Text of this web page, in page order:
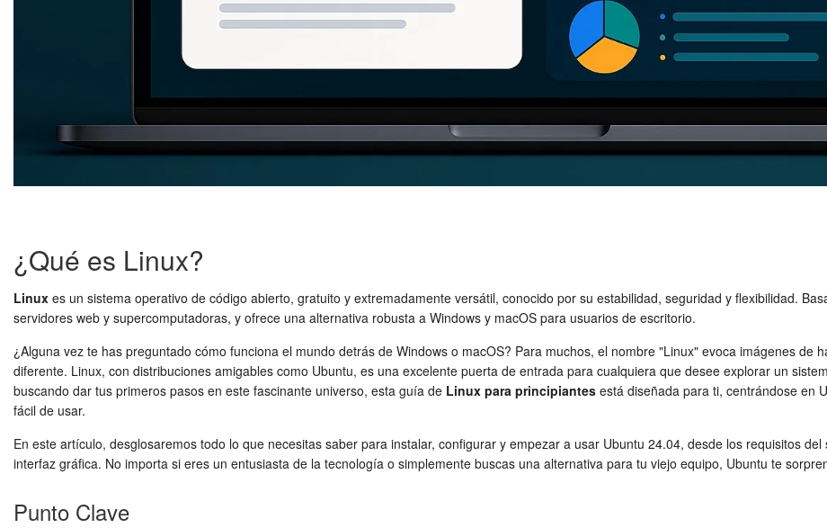
¿Qué es Linux?
Linux es un sistema operativo de código abierto, gratuito y extremadamente versátil, conocido por su estabilidad, seguridad y flexibilidad.
servidores web y supercomputadoras, y ofrece una alternativa robusta a Windows y macOS para usuarios de escritorio.
¿Alguna vez te has preguntado cómo funciona el mundo detrás de Windows o macOS? Para muchos, el nombre "Linux" evoca imágenes de
diferente. Linux, con distribuciones amigables como Ubuntu, es una excelente puerta de entrada para cualquiera que desee explorar un
buscando dar tus primeros pasos en este fascinante universo, esta guía de Linux para principiantes está diseñada para ti, centrándose en
fácil de usar.
En este artículo, desglosaremos todo lo que necesitas saber para instalar, configurar y empezar a usar Ubuntu 24.04, desde los requisitos
interfaz gráfica. No importa si eres un entusiasta de la tecnología o simplemente buscas una alternativa para tu viejo equipo, Ubuntu te
Punto Clave